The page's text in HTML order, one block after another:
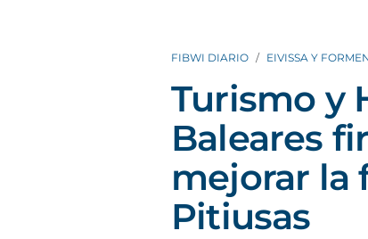
FIBWI DIARIO EIVISSA Y
Turismo y
Baleares
mejorar la
Pitiusas